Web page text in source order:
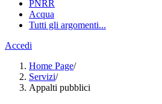
PNRR
Acqua
Tutti gli argomenti...
Accedi
Home Page/
Servizi/
Appalti pubblici